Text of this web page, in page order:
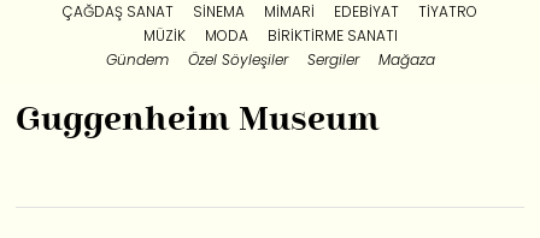
ÇAĞDAŞ SANAT SINEMA MIMARI EDEBIYAT
TIYATRO
MÜZIK
MODA
BIRIKTIRME SANATI
Gündem
Özel Söyleşiler Sergiler Mağaza
Guggenheim Museum